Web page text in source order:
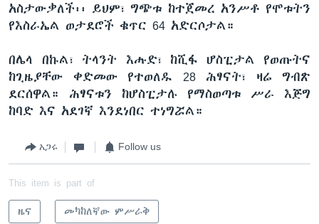
አስታውቃለች፡፡ ይህም፣ ግጭቱ ከተጀመረ አንሥቶ የሞቱትን
የእስራኤል ወታደሮች ቁጥር 64 አድርሶታል።
በሌላ በኩል፣ ትላንት እሑድ፣ ከሺፋ ሆስፒታል የወጡትና
ከጊዜያቸው ቀድመው የተወለዱ 28 ሕፃናት፣ ዛሬ ግብጽ
ደርሰዋል። ሕፃናቱን ከሆስፒታሉ የማስወጣቱ ሥራ እጅግ
ከባድ እና አደገኛ እንደነበር ተነግሯል።
አጋሩ Follow us
This item is part of
ዜና መካከለኛው ምሥራቅ